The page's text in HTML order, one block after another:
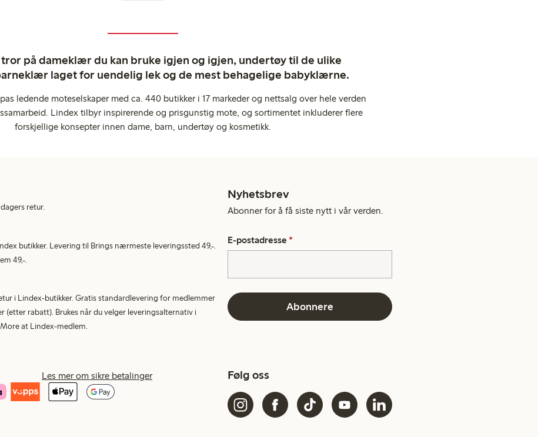
på dameklær du kan bruke igjen og igjen, undertøy til de ulike
laget for uendelig lek og de mest behagelige babyklærne.
ledende moteselskaper med ca. 440 butikker i 17 markeder og nettsalg over hele verden
Lindex tilbyr inspirerende og prisgunstig mote, og sortimentet inkluderer flere
forskjellige konsepter innen dame, barn, undertøy og kosmetikk.
retur.
butikker. Levering til Brings nærmeste leveringssted 49,-.
49,-.
i Lindex-butikker. Gratis standardlevering for medlemmer
(etter rabatt). Brukes når du velger leveringsalternativ i
at Lindex-medlem.
Nyhetsbrev
Abonner for å få siste nytt i vår verden.
E-postadresse *
Abonnere
Les mer om sikre betalinger Følg oss